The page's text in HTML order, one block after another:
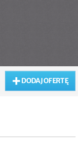
DODAJ OFERTĘ